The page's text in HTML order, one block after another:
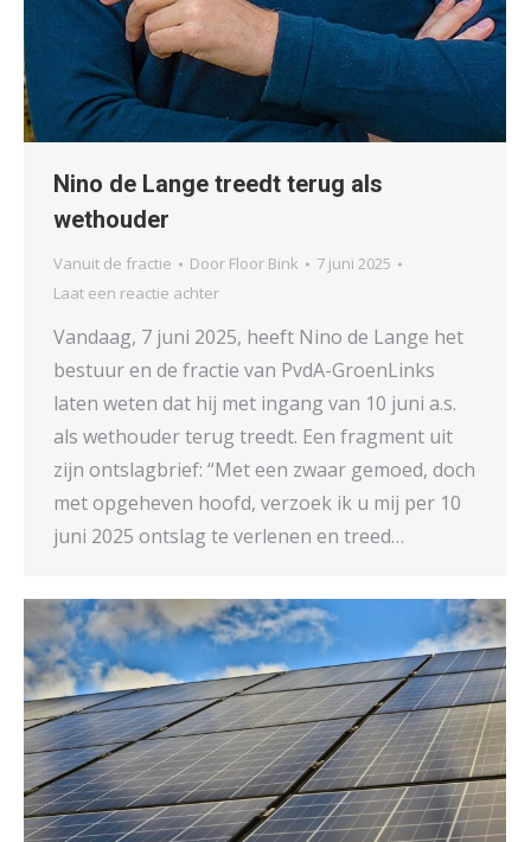
Nino de Lange treedt terug als
wethouder
Vanuit de fractie Door Floor Bink
7 juni 2025
Laat een reactie achter
Vandaag, 7 juni 2025, heeft Nino de Lange het
bestuur en de fractie van PvdA-GroenLinks
laten weten dat hij met ingang van 10 juni a.s.
als wethouder terug treedt. Een fragment uit
zijn ontslagbrief: “Met een zwaar gemoed, doch
met opgeheven hoofd, verzoek ik u mij per 10
juni 2025 ontslag te verlenen en treed…